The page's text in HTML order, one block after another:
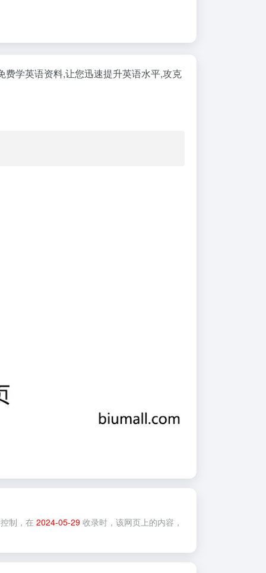
学英语资料,让您迅速提升英语水平,攻克
制，在 2024-05-29 收录时，该网页上的内容，